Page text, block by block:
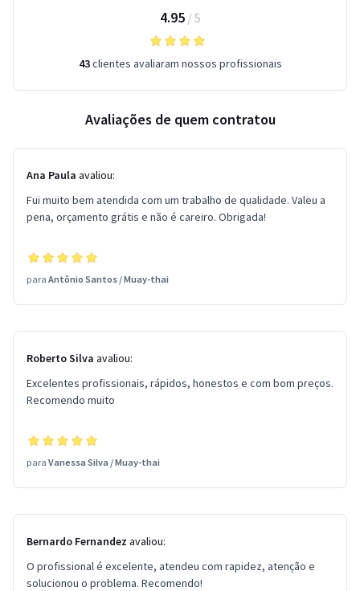
4.95/ 5
43clientes avaliaram nossos profissionais
Avaliações de quem contratou
Ana Paula avaliou:
Fui muito bem atendida com um trabalho de qualidade. Valeu a
pena, orçamento grátis e não é careiro. Obrigada!
para Antônio Santos /Muay-thai
Roberto Silva avaliou:
Excelentes profissionais, rápidos, honestos e com bom preços.
Recomendo muito
para Vanessa Silva /Muay-thai
Bernardo Fernandez avaliou:
O profissional é excelente, atendeu com rapidez, atenção e
solucionou o problema. Recomendo!